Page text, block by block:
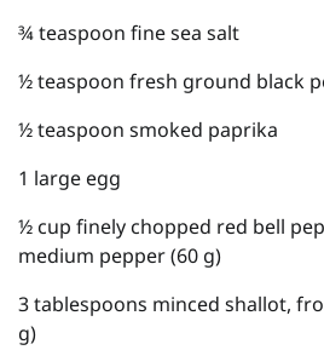
¾ teaspoon fine sea salt
½ teaspoon fresh ground black
½ teaspoon smoked paprika
1 large egg
½ cup finely chopped red bell
medium pepper (60 g)
3 tablespoons minced shallot,
g)